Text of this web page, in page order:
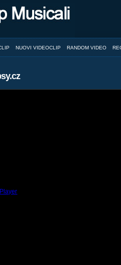
NUOVI VIDEOCLIP RANDOM VIDEO